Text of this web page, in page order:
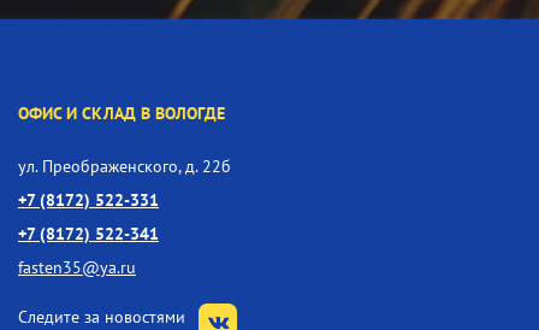
ОФИС И СКЛАД В ВОЛОГДЕ
ул. Преображенского, д. 22б
+7 (8172) 522-331
+7 (8172) 522-341
fasten35@ya.ru
Следите за новостями